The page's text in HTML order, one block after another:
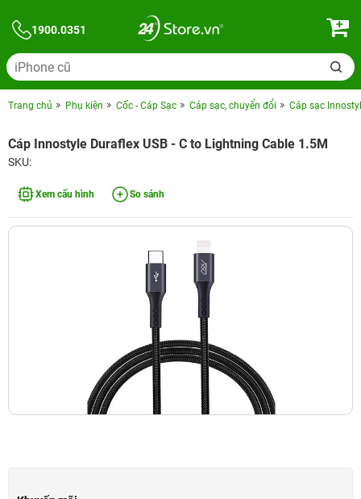
1900.0351
Trang chủ Phụ kiện Cốc - Cáp Sạc Cáp sạc, chuyển đổi Cáp sạc
Cáp Innostyle Duraflex USB - C to Lightning Cable 1.5M
SKU:
Xem cấu hình So sánh